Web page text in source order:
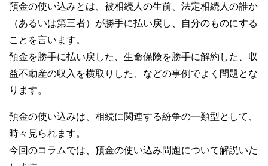
預金の使い込みとは、被相続人の生前、法定相続人の誰か
（あるいは第三者）が勝手に払い戻し、自分のものにする
ことを言います。
預金を勝手に払い戻した、生命保険を勝手に解約した、収
益不動産の収入を横取りした、などの事例でよく問題とな
ります。
預金の使い込みは、相続に関連する紛争の一類型として、
時々見られます。
今回のコラムでは、預金の使い込み問題について解説いた